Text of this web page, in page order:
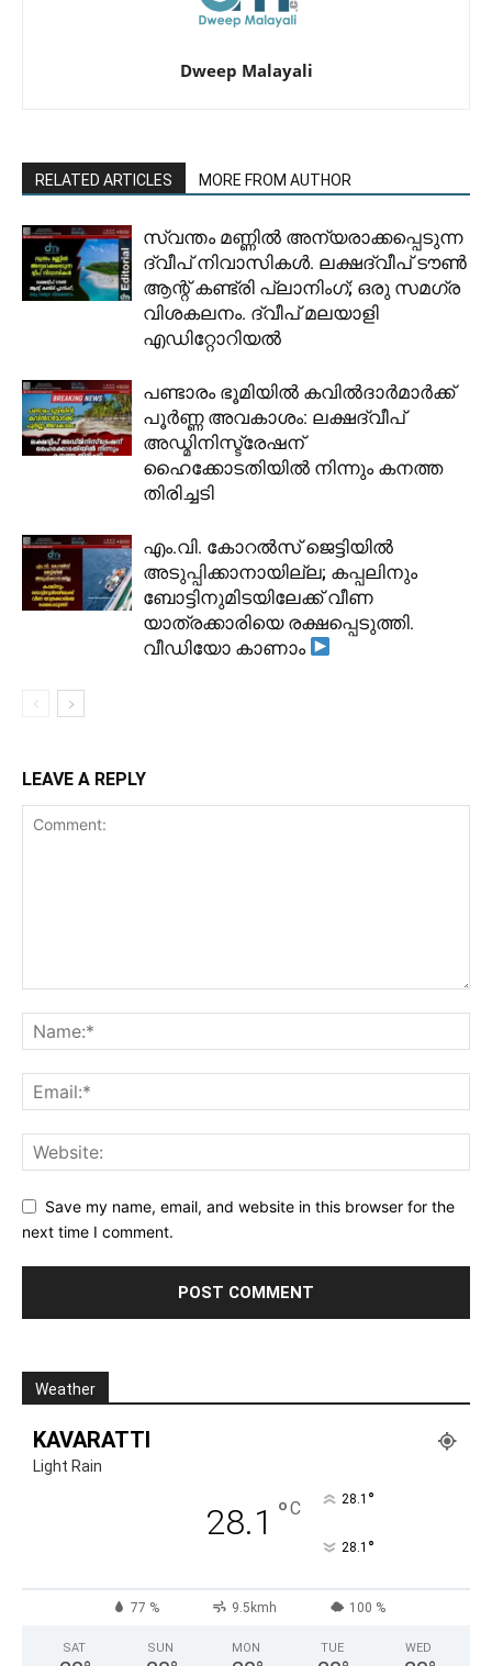
Dweep Malayali
RELATED ARTICLES MORE FROM AUTHOR
സ്വന്തം മണ്ണിൽ അന്യരാക്കപ്പെടുന്ന
ദ്വീപ് നിവാസികൾ. ലക്ഷദ്വീപ് ടൗൺ
ആന്റ് കണ്ട്രി പ്ലാനിംഗ്; ഒരു സമഗ്ര
വിശകലനം. ദ്വീപ് മലയാളി
എഡിറ്റോറിയൽ
പണ്ടാരം ഭൂമിയിൽ കവിൽദാർമാർക്ക്
പൂർണ്ണ അവകാശം: ലക്ഷദ്വീപ്
അഡ്മിനിസ്ട്രേഷന്
ഹൈക്കോടതിയിൽ നിന്നും കനത്ത
തിരിച്ചടി
​എം.വി. കോറൽസ് ജെട്ടിയിൽ
അടുപ്പിക്കാനായില്ല; കപ്പലിനും
ബോട്ടിനുമിടയിലേക്ക് വീണ
യാത്രക്കാരിയെ രക്ഷപ്പെടുത്തി.
വീഡിയോ കാണാം
LEAVE A REPLY
Save my name, email, and website in this browser for the
next time I comment.
Weather
KAVARATTI
Light Rain
28.1 °C 28.1 °
28.1 °
77 % 9.5kmh 100 %
SAT SUN MON TUE WED